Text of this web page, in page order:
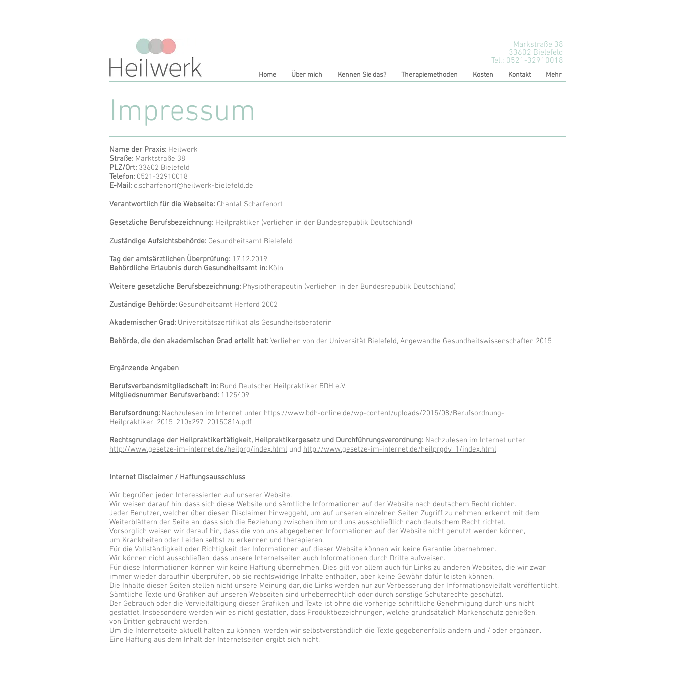
Markstraße 38
33602 Bielefeld
Tel.: 0521-32910018
Home Über mich Kennen Sie das? Therapiemethoden Kosten Kontakt Mehr
Impressum
Name der Praxis: Heilwerk
Straße: Marktstraße 38
PLZ/Ort: 33602 Bielefeld
Telefon: 0521-32910018
E-Mail: c.scharfenort@heilwerk-bielefeld.de
Verantwortlich für die Webseite: Chantal Scharfenort
Gesetzliche Berufsbezeichnung: Heilpraktiker (verliehen in der Bundesrepublik Deutschland)
Zuständige Aufsichtsbehörde: Gesundheitsamt Bielefeld
Tag der amtsärztlichen Überprüfung: 17.12.2019
Behördliche Erlaubnis durch Gesundheitsamt in: Köln
Weitere gesetzliche Berufsbezeichnung: Physiotherapeutin (verliehen in der Bundesrepublik Deutschland)
Zuständige Behörde: Gesundheitsamt Herford 2002
Akademischer Grad: Universitätszertifikat als Gesundheitsberaterin
Behörde, die den akademischen Grad erteilt hat: Verliehen von der Universität Bielefeld, Angewandte Gesundheitswissenschaften 2015
Ergänzende Angaben
Berufsverbandsmitgliedschaft in: Bund Deutscher Heilpraktiker BDH e.V.
Mitgliedsnummer Berufsverband: 1125409
Berufsordnung: Nachzulesen im Internet unter https://www.bdh-online.de/wp-content/uploads/2015/08/Berufsordnung-
Heilpraktiker_2015_210x297_20150814.pdf
Rechtsgrundlage der Heilpraktikertätigkeit, Heilpraktikergesetz und Durchführungsverordnung: Nachzulesen im Internet unter
http://www.gesetze-im-internet.de/heilprg/index.html und http://www.gesetze-im-internet.de/heilprgdv_1/index.html
Internet Disclaimer / Haftungsausschluss
Wir begrüßen jeden Interessierten auf unserer Website.
Wir weisen darauf hin, dass sich diese Website und sämtliche Informationen auf der Website nach deutschem Recht richten.
Jeder Benutzer, welcher über diesen Disclaimer hinweggeht, um auf unseren einzelnen Seiten Zugriff zu nehmen, erkennt mit dem
Weiterblättern der Seite an, dass sich die Beziehung zwischen ihm und uns ausschließlich nach deutschem Recht richtet.
Vorsorglich weisen wir darauf hin, dass die von uns abgegebenen Informationen auf der Website nicht genutzt werden können,
um Krankheiten oder Leiden selbst zu erkennen und therapieren.
Für die Vollständigkeit oder Richtigkeit der Informationen auf dieser Website können wir keine Garantie übernehmen.
Wir können nicht ausschließen, dass unsere Internetseiten auch Informationen durch Dritte aufweisen.
Für diese Informationen können wir keine Haftung übernehmen. Dies gilt vor allem auch für Links zu anderen Websites, die wir zwar
immer wieder daraufhin überprüfen, ob sie rechtswidrige Inhalte enthalten, aber keine Gewähr dafür leisten können.
Die Inhalte dieser Seiten stellen nicht unsere Meinung dar, die Links werden nur zur Verbesserung der Informationsvielfalt veröffentlicht.
Sämtliche Texte und Grafiken auf unseren Webseiten sind urheberrechtlich oder durch sonstige Schutzrechte geschützt.
Der Gebrauch oder die Vervielfältigung dieser Grafiken und Texte ist ohne die vorherige schriftliche Genehmigung durch uns nicht
gestattet. Insbesondere werden wir es nicht gestatten, dass Produktbezeichnungen, welche grundsätzlich Markenschutz genießen,
von Dritten gebraucht werden.
Um die Internetseite aktuell halten zu können, werden wir selbstverständlich die Texte gegebenenfalls ändern und / oder ergänzen.
Eine Haftung aus dem Inhalt der Internetseiten ergibt sich nicht.